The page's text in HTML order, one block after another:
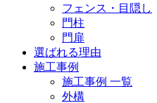
フェンス・目隠し
門柱
門扉
選ばれる理由
施工事例
施工事例 一覧
外構